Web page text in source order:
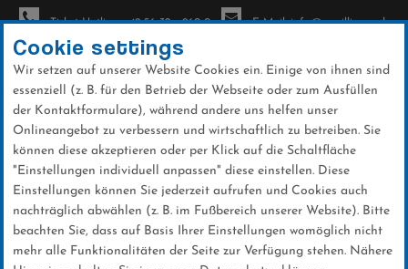
Direkt
zum
Inhalt
Ticket-Hotline: +49 56 32 - 960-0 E-Mail: info@sc-willingen.de
News
Cookie settings
Wir setzen auf unserer Website Cookies ein. Einige von ihnen sind
essenziell (z. B. für den Betrieb der Webseite oder zum Ausfüllen
der Kontaktformulare), während andere uns helfen unser
Onlineangebot zu verbessern und wirtschaftlich zu betreiben. Sie
können diese akzeptieren oder per Klick auf die Schaltfläche
"Einstellungen individuell anpassen" diese einstellen. Diese
Einstellungen können Sie jederzeit aufrufen und Cookies auch
nachträglich abwählen (z. B. im Fußbereich unserer Website). Bitte
beachten Sie, dass auf Basis Ihrer Einstellungen womöglich nicht
mehr alle Funktionalitäten der Seite zur Verfügung stehen. Nähere